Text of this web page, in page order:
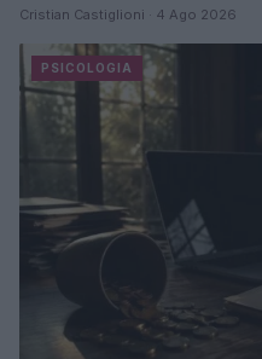
Cristian Castiglioni · 4 Ago 2026
PSICOLOGIA